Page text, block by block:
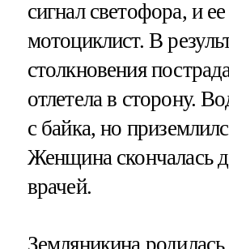
сигнал светофора, и
мотоциклист. В
столкновения
отлетела в сторону.
с байка, но
Женщина скончалась
врачей.